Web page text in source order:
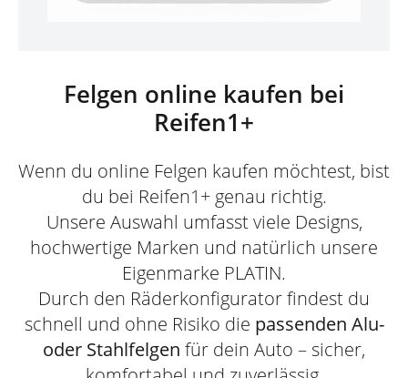
Felgen online kaufen bei
Reifen1+
Wenn du online Felgen kaufen möchtest, bist
du bei Reifen1+ genau richtig.
Unsere Auswahl umfasst viele Designs,
hochwertige Marken und natürlich unsere
Eigenmarke PLATIN.
Durch den Räderkonfigurator findest du
schnell und ohne Risiko die passenden Alu-
oder Stahlfelgen für dein Auto – sicher,